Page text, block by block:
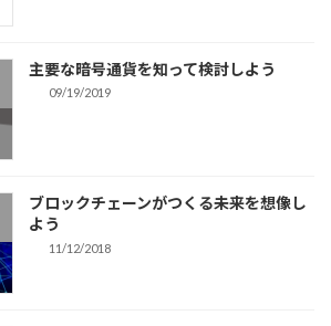
主要な暗号通貨を知って検討しよう
09/19/2019
ブロックチェーンがつくる未来を想像し
よう
11/12/2018